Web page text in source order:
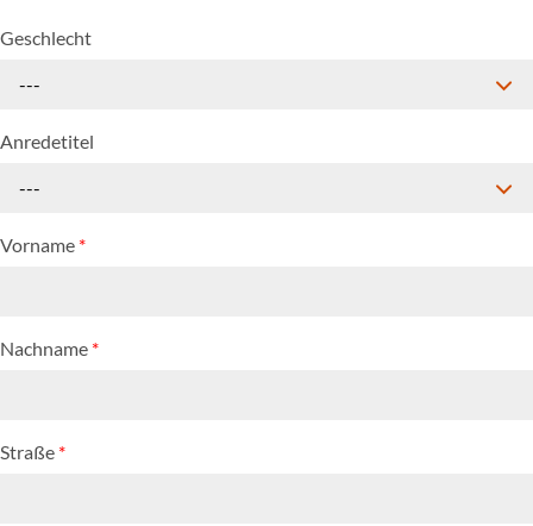
Geschlecht
---
Anredetitel
---
Vorname *
Nachname *
Straße *